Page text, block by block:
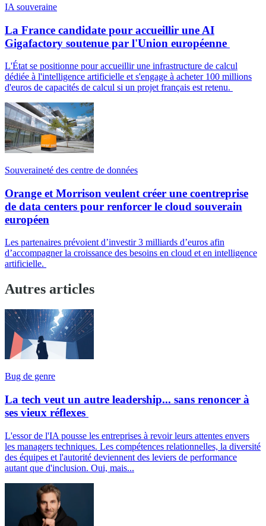
IA souveraine
La France candidate pour accueillir une AI
Gigafactory soutenue par l'Union européenne
L'État se positionne pour accueillir une infrastructure de calcul
dédiée à l'intelligence artificielle et s'engage à acheter 100 millions
d'euros de capacités de calcul si un projet français est retenu.
Souveraineté des centre de données
Orange et Morrison veulent créer une coentreprise
de data centers pour renforcer le cloud souverain
européen
Les partenaires prévoient d’investir 3 milliards d’euros afin
d’accompagner la croissance des besoins en cloud et en intelligence
artificielle.
Autres articles
Bug de genre
La tech veut un autre leadership... sans renoncer à
ses vieux réflexes
L'essor de l'IA pousse les entreprises à revoir leurs attentes envers
les managers techniques. Les compétences relationnelles, la diversité
des équipes et l'autorité deviennent des leviers de performance
autant que d'inclusion. Oui, mais...